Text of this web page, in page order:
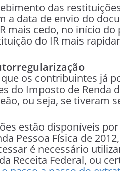
das
a data de envio do
mais cedo, no início
do IR mais
os contribuintes já
do Imposto de Renda
ou seja, se tiveram
estão disponíveis
Pessoa Física de
é necessário
Receita Federal, ou